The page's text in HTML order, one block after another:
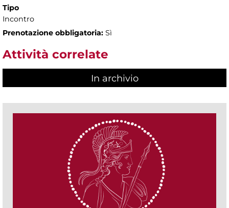
Tipo
Incontro
Prenotazione obbligatoria: Sì
Attività correlate
In archivio